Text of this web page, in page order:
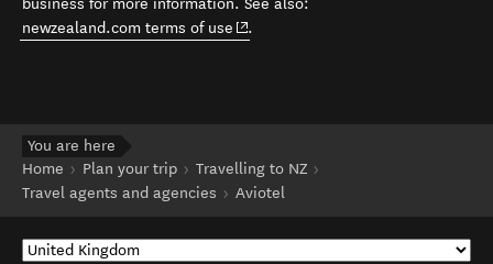
business for more information. See also:
newzealand.com terms of use (opens in new window)
.
You are here
Home
Plan your trip
Travelling to NZ
Travel agents and agencies
Aviotel